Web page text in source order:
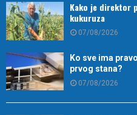
Kako je direktor
kukuruza
07/08/2026
Ko sve ima
prvog stana?
07/08/2026